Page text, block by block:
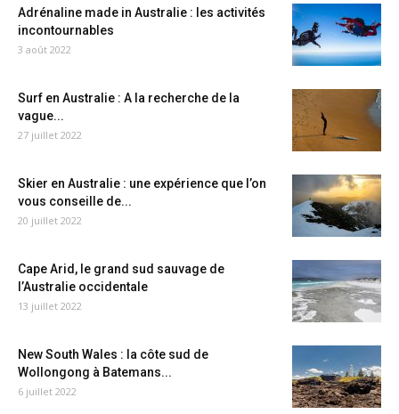
Adrénaline made in Australie : les activités
incontournables
3 août 2022
Surf en Australie : A la recherche de la
vague...
27 juillet 2022
Skier en Australie : une expérience que l’on
vous conseille de...
20 juillet 2022
Cape Arid, le grand sud sauvage de
l’Australie occidentale
13 juillet 2022
New South Wales : la côte sud de
Wollongong à Batemans...
6 juillet 2022